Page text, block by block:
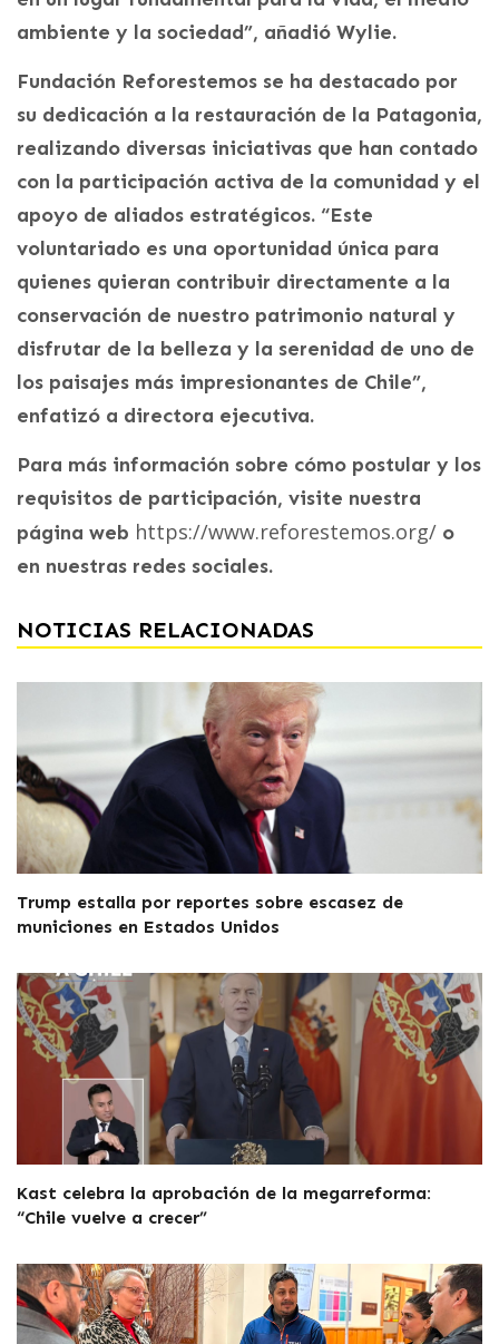
ambiente y la sociedad”, añadió Wylie.
Fundación Reforestemos se ha destacado por
su dedicación a la restauración de la Patagonia,
realizando diversas iniciativas que han contado
con la participación activa de la comunidad y el
apoyo de aliados estratégicos. “Este
voluntariado es una oportunidad única para
quienes quieran contribuir directamente a la
conservación de nuestro patrimonio natural y
disfrutar de la belleza y la serenidad de uno de
los paisajes más impresionantes de Chile”,
enfatizó a directora ejecutiva.
Para más información sobre cómo postular y los
requisitos de participación, visite nuestra
página web https://www.reforestemos.org/ o
en nuestras redes sociales.
NOTICIAS RELACIONADAS
Trump estalla por reportes sobre escasez de
municiones en Estados Unidos
Kast celebra la aprobación de la megarreforma:
“Chile vuelve a crecer”